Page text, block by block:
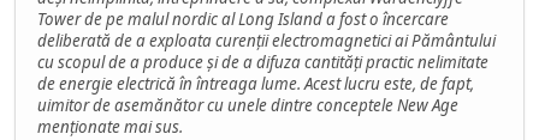
Tower de pe malul nordic al Long Island a fost o încercare
deliberată de a exploata curenții electromagnetici ai Pământului
cu scopul de a produce și de a difuza cantități practic nelimitate
de energie electrică în întreaga lume. Acest lucru este, de fapt,
uimitor de asemănător cu unele dintre conceptele New Age
menționate mai sus.